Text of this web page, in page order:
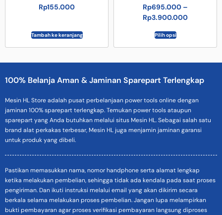
Rp155.000
Tambah ke keranjang
Rp695.000 –
Rp3.900.000
Pilih opsi
100% Belanja Aman & Jaminan Sparepart Terlengkap
Mesin HL Store adalah pusat perbelanjaan power tools online dengan
jaminan 100% sparepart terlengkap. Temukan power tools ataupun
sparepart yang Anda butuhkan melalui situs Mesin HL. Sebagai salah satu
brand alat perkakas terbesar, Mesin HL juga menjamin jaminan garansi
untuk produk yang dibeli.
Pastikan memasukkan nama, nomor handphone serta alamat lengkap
ketika melakukan pembelian, sehingga tidak ada kendala pada saat proses
pengiriman. Dan ikuti instruksi melalui email yang akan dikirim secara
berkala selama melakukan proses pembelian. Jangan lupa melampirkan
bukti pembayaran agar proses verifikasi pembayaran langsung diproses